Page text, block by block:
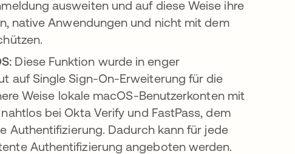
ausweiten und auf diese Weise ihre
native Anwendungen und nicht mit dem
Diese Funktion wurde in enger
auf Single Sign-On-Erweiterung für die
Weise lokale macOS-Benutzerkonten mit
bei Okta Verify und FastPass, dem
Dadurch kann für jede
Authentifizierung angeboten werden.